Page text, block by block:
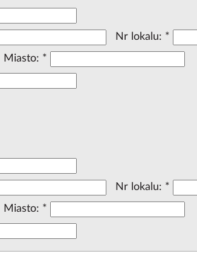
Nr lokalu: *
Miasto: *
Nr lokalu: *
Miasto: *